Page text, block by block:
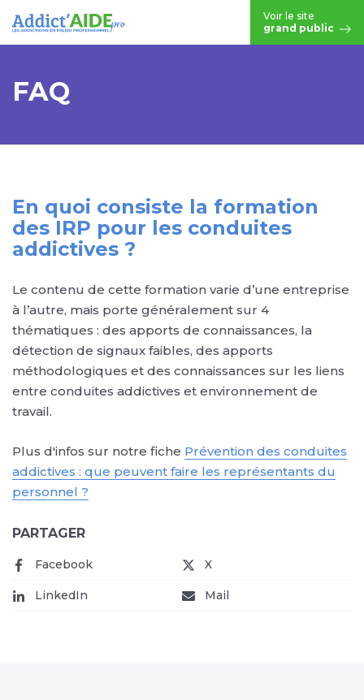
Voir le site
grand public
FAQ
En quoi consiste la formation
des IRP pour les conduites
addictives ?
Le contenu de cette formation varie d’une entreprise
à l’autre, mais porte généralement sur 4
thématiques : des apports de connaissances, la
détection de signaux faibles, des apports
méthodologiques et des connaissances sur les liens
entre conduites addictives et environnement de
travail.
Plus d'infos sur notre fiche Prévention des conduites
addictives : que peuvent faire les représentants du
personnel ?
PARTAGER
Facebook (nouvelle fenêtre) X
LinkedIn (nouvelle fenêtre) Mail